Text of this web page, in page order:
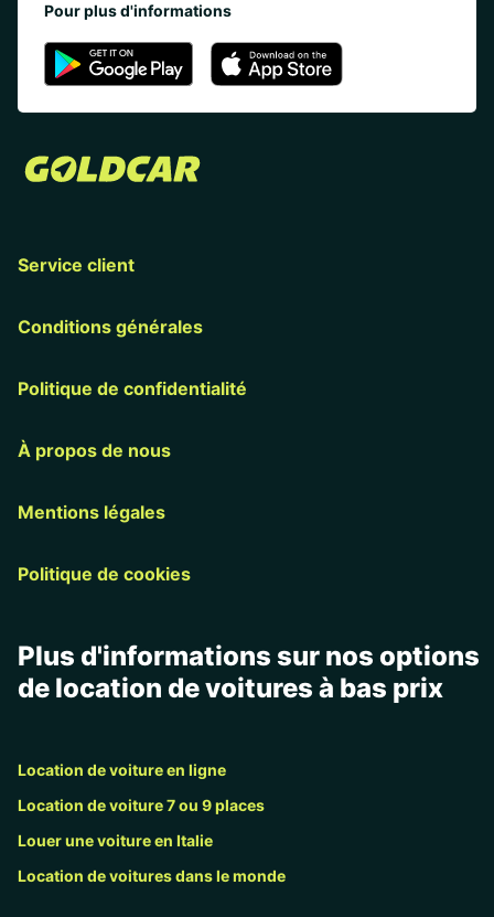
Pour plus d'informations
Service client
Conditions générales
Politique de confidentialité
À propos de nous
Mentions légales
Politique de cookies
Plus d'informations sur nos options
de location de voitures à bas prix
Location de voiture en ligne
Location de voiture 7 ou 9 places
Louer une voiture en Italie
Location de voitures dans le monde